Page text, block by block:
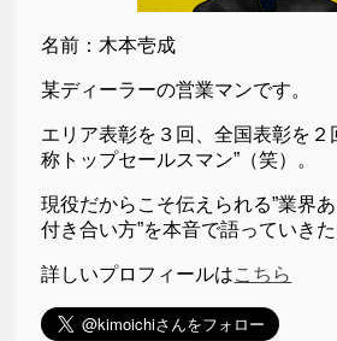
名前：木本壱成
某ディーラーの営業マンです。
エリア表彰を３回、全国表彰を２
称トップセールスマン”（笑）。
現役だからこそ伝えられる”業界
付き合い方”を本音で語っていきた
詳しいプロフィールはこちら